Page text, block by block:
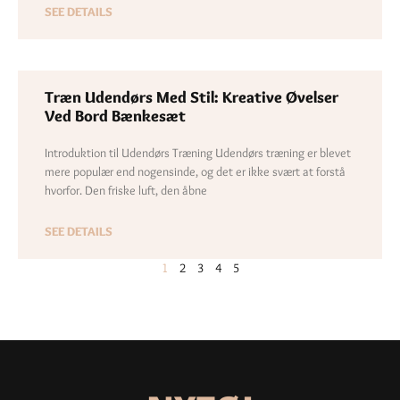
SEE DETAILS
Træn Udendørs Med Stil: Kreative Øvelser
Ved Bord Bænkesæt
Introduktion til Udendørs Træning Udendørs træning er blevet
mere populær end nogensinde, og det er ikke svært at forstå
hvorfor. Den friske luft, den åbne
SEE DETAILS
1 2 3 4 5